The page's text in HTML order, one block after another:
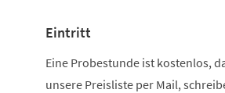
Eintritt
Eine Probestunde ist kostenlos,
unsere Preisliste per Mail,